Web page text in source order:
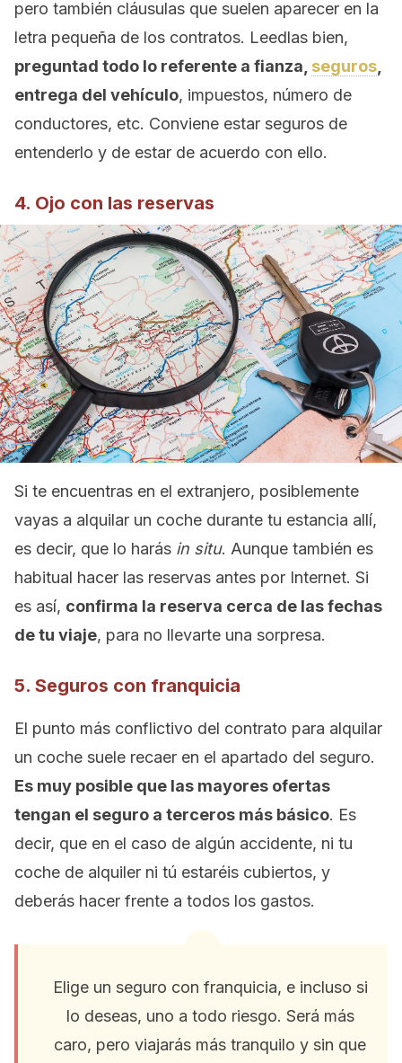
pero también cláusulas que suelen aparecer en la
letra pequeña de los contratos. Leedlas bien,
preguntad todo lo referente a fianza, seguros
entrega del vehículo, impuestos, número de
conductores, etc. Conviene estar seguros de
entenderlo y de estar de acuerdo con ello.
4. Ojo con las reservas
Si te encuentras en el extranjero, posiblemente
vayas a alquilar un coche durante tu estancia allí,
es decir, que lo harás in situ. Aunque también es
habitual hacer las reservas antes por Internet. Si
es así, confirma la reserva cerca de las fechas
de tu viaje, para no llevarte una sorpresa.
5. Seguros con franquicia
El punto más conflictivo del contrato para alquilar
un coche suele recaer en el apartado del seguro.
Es muy posible que las mayores ofertas
tengan el seguro a terceros más básico. Es
decir, que en el caso de algún accidente, ni tu
coche de alquiler ni tú estaréis cubiertos, y
deberás hacer frente a todos los gastos.
Elige un seguro con franquicia, e incluso si
lo deseas, uno a todo riesgo. Será más
caro, pero viajarás más tranquilo y sin que